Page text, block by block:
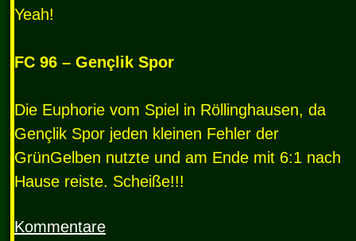
Yeah!
FC 96 – Gençlik Spor
Die Euphorie vom Spiel in Röllinghausen, da
Gençlik Spor jeden kleinen Fehler der
GrünGelben nutzte und am Ende mit 6:1 nach
Hause reiste. Scheiße!!!
Kommentare